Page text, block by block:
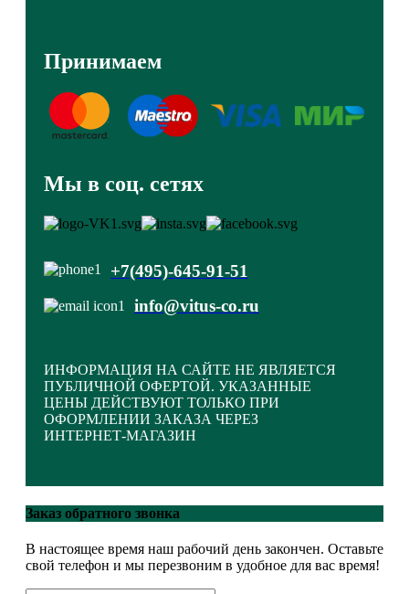
Принимаем
Мы в соц. сетях
+7(495)-645-91-51
info@vitus-co.ru
ИНФОРМАЦИЯ НА САЙТЕ НЕ ЯВЛЯЕТСЯ
ПУБЛИЧНОЙ ОФЕРТОЙ. УКАЗАННЫЕ
ЦЕНЫ ДЕЙСТВУЮТ ТОЛЬКО ПРИ
ОФОРМЛЕНИИ ЗАКАЗА ЧЕРЕЗ
ИНТЕРНЕТ-МАГАЗИН
Закрыть меню
Главная
Заказ обратного звонка
В настоящее время наш рабочий день закончен. Оставьте
свой телефон и мы перезвоним в удобное для вас время!